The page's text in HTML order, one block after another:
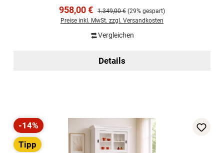
Verkaufspreis:
958,00 € Regulärer Preis:
1.349,00 € (29% gespart)
Preise inkl. MwSt. zzgl. Versandkosten
Vergleichen
Details
Rabatt
-14%
Tipp